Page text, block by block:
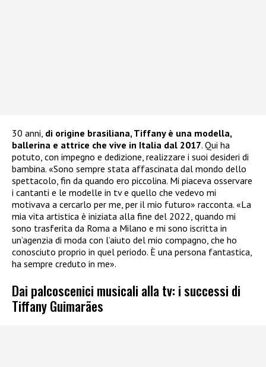
30 anni, di origine brasiliana, Tiffany è una modella,
ballerina e attrice che vive in Italia dal 2017. Qui ha
potuto, con impegno e dedizione, realizzare i suoi desideri di
bambina. «Sono sempre stata affascinata dal mondo dello
spettacolo, fin da quando ero piccolina. Mi piaceva osservare
i cantanti e le modelle in tv e quello che vedevo mi
motivava a cercarlo per me, per il mio futuro» racconta. «La
mia vita artistica è iniziata alla fine del 2022, quando mi
sono trasferita da Roma a Milano e mi sono iscritta in
un’agenzia di moda con l’aiuto del mio compagno, che ho
conosciuto proprio in quel periodo. È una persona fantastica,
ha sempre creduto in me».
Dai palcoscenici musicali alla tv: i successi di
Tiffany Guimarães